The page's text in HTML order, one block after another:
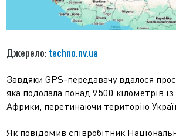
Джерело: techno.nv.ua
Завдяки GPS-передавачу вдалося
яка подолала понад 9500 кілометрів
Африки, перетинаючи територію
Як повідомив співробітник